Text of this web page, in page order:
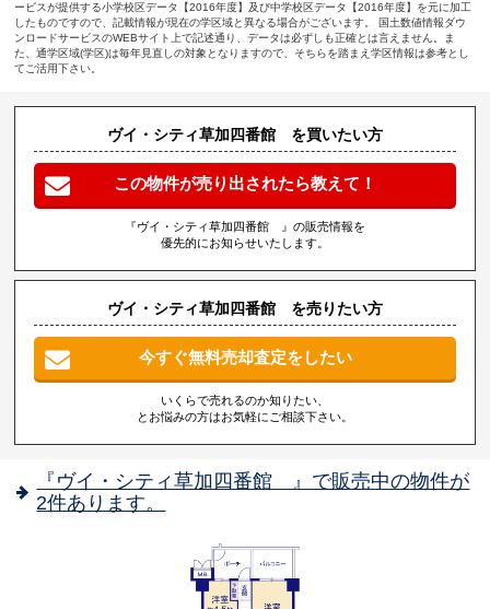
ービスが提供する小学校区データ【2016年度】及び中学校区データ【2016年度】を元に加工
したものですので、記載情報が現在の学区域と異なる場合がございます。 国土数値情報ダウ
ンロードサービスのWEBサイト上で記述通り、データは必ずしも正確とは言えません。ま
た、通学区域(学区)は毎年見直しの対象となりますので、そちらを踏まえ学区情報は参考とし
てご活用下さい。
ヴイ・シティ草加四番館 を買いたい方
この物件が売り出されたら教えて！
『ヴイ・シティ草加四番館 』の販売情報を
優先的にお知らせいたします。
ヴイ・シティ草加四番館 を売りたい方
今すぐ無料売却査定をしたい
いくらで売れるのか知りたい、
とお悩みの方はお気軽にご相談下さい。
『ヴイ・シティ草加四番館 』で販売中の物件が
2件あります。